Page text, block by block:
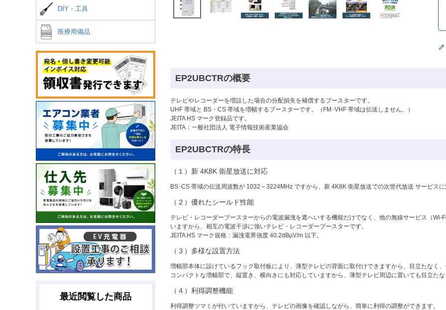
DIY・工具
医療用備品
最近閲覧した商品
EP2UBCTRの概要
テレビやレコーダーを増設した場合の分配損失を補償するブースターです。
UHF 帯域と BS・CS 帯域を増幅するブースターです。（FM･VHF 帯域は伝送しません。）
JEITA HS マーク登録品です。
JEITA：一般社団法人 電子情報技術産業協会
EP2UBCTRの特長
（１）新 4K8K 衛星放送に対応
BS･CS 帯域の伝送周波数が 1032～3224MHz ですから、新 4K8K 衛星放送での次世代放送 サービス
（２）優れたシールド性能
テレビ・レコーダーブースターからの電波漏洩を遮へいする機能だけでなく、他の無線サービス（
いますから、相互の電波干渉に強いテレビ・レコーダーブースターです。
JEITA HS マーク規格：漏洩電界強度 40.2dBμV/m 以下。
（３）多様な設置方法
増幅部本体に設けているフック取付板により、薄型テレビの背面に取付けできますから、目立たなく
コンパクトな増幅部で、縦置き、横向きにも対応していますから、薄型テレビ周辺に置いても目立た
（４）利得調整機能
利得調整ツマミが付いていますから、テレビの画像を確認しながら、簡単に利得の調整ができます。